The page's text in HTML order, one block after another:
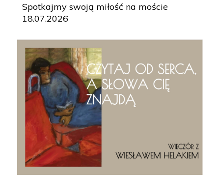
Spotkajmy swoją miłość na moście
18.07.2026